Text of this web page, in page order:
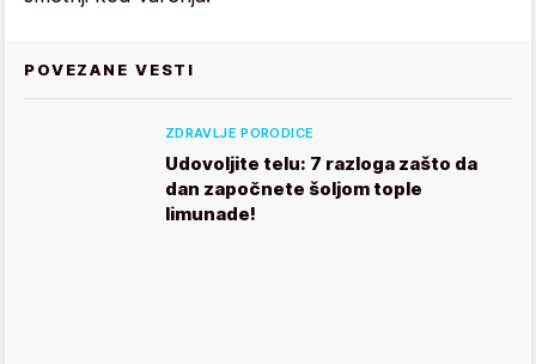
POVEZANE VESTI
ZDRAVLJE PORODICE
Udovoljite telu: 7 razloga zašto da
dan započnete šoljom tople
limunade!